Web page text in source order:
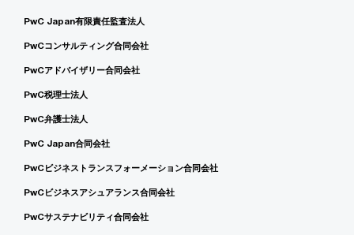
PwC Japan有限責任監査法人
PwCコンサルティング合同会社
PwCアドバイザリー合同会社
PwC税理士法人
PwC弁護士法人
PwC Japan合同会社
PwCビジネストランスフォーメーション合同会社
PwCビジネスアシュアランス合同会社
PwCサステナビリティ合同会社